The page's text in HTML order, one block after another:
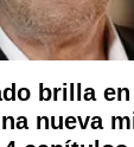
brilla
nueva